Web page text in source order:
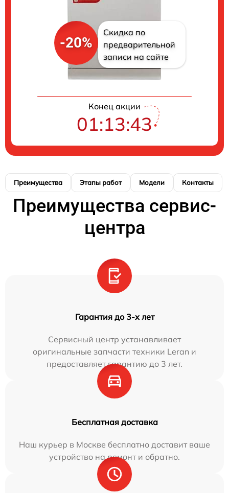
-20%
Скидка по
предварительной
записи на сайте
Конец акции
01:13:42
Преимущества Этапы работ Модели Контакты
Преимущества сервис-
центра
Гарантия до 3-х лет
Сервисный центр устанавливает
оригинальные запчасти техники Leran и
предоставляет гарантию до 3 лет.
Бесплатная доставка
Наш курьер в Москве бесплатно доставит ваше
устройство на ремонт и обратно.